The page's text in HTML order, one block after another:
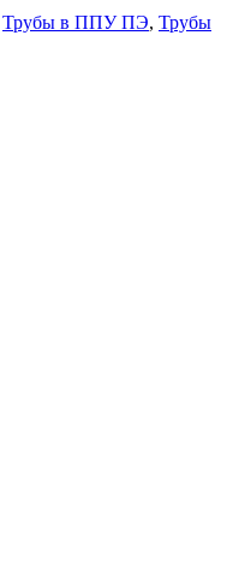
Трубы в ППУ ПЭ, Трубы